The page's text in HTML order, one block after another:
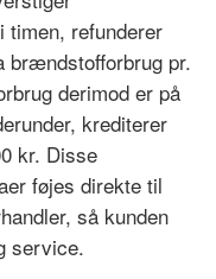
timen, refunderer
brændstofforbrug pr.
derimod er på
krediterer
kr. Disse
føjes direkte til
så kunden
service.